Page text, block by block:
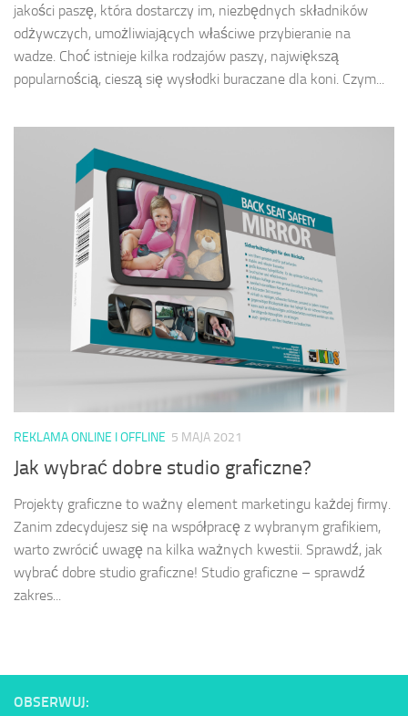
jakości paszę, która dostarczy im, niezbędnych składników
odżywczych, umożliwiających właściwe przybieranie na
wadze. Choć istnieje kilka rodzajów paszy, największą
popularnością, cieszą się wysłodki buraczane dla koni. Czym...
REKLAMA ONLINE I OFFLINE 5 MAJA 2021
Jak wybrać dobre studio graficzne?
Projekty graficzne to ważny element marketingu każdej firmy.
Zanim zdecydujesz się na współpracę z wybranym grafikiem,
warto zwrócić uwagę na kilka ważnych kwestii. Sprawdź, jak
wybrać dobre studio graficzne! Studio graficzne – sprawdź
zakres...
OBSERWUJ: